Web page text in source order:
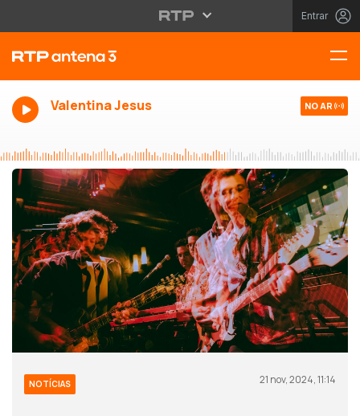
Entrar
Valentina Jesus NO AR
NOTÍCIAS 21 nov, 2024, 11:14